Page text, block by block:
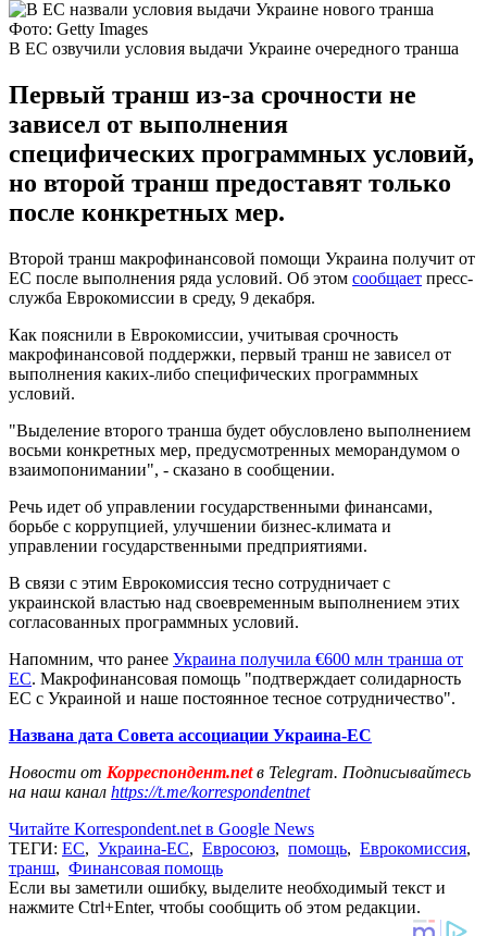
Фото: Getty Images
В ЕС озвучили условия выдачи Украине очередного транша
Первый транш из-за срочности не
зависел от выполнения
специфических программных условий,
но второй транш предоставят только
после конкретных мер.
Второй транш макрофинансовой помощи Украина получит от
ЕС после выполнения ряда условий. Об этом сообщает пресс-
служба Еврокомиссии в среду, 9 декабря.
Как пояснили в Еврокомиссии, учитывая срочность
макрофинансовой поддержки, первый транш не зависел от
выполнения каких-либо специфических программных
условий.
"Выделение второго транша будет обусловлено выполнением
восьми конкретных мер, предусмотренных меморандумом о
взаимопонимании", - сказано в сообщении.
Речь идет об управлении государственными финансами,
борьбе с коррупцией, улучшении бизнес-климата и
управлении государственными предприятиями.
В связи с этим Еврокомиссия тесно сотрудничает с
украинской властью над своевременным выполнением этих
согласованных программных условий.
Напомним, что ранее Украина получила €600 млн транша от
ЕС. Макрофинансовая помощь "подтверждает солидарность
ЕС с Украиной и наше постоянное тесное сотрудничество".
Названа дата Совета ассоциации Украина-ЕС
Новости от Корреспондент.netв Telegram. Подписывайтесь
на наш канал https://t.me/korrespondentnet
Читайте Korrespondent.net в Google News
ТЕГИ: ЕС, Украина-ЕС, Евросоюз, помощь, Еврокомиссия,
транш, Финансовая помощь
Если вы заметили ошибку, выделите необходимый текст и
нажмите Ctrl+Enter, чтобы сообщить об этом редакции.